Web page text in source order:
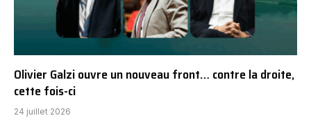
Olivier Galzi ouvre un nouveau front… contre la droite,
cette fois-ci
24 juillet 2026